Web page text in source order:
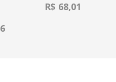
R$ 68,01